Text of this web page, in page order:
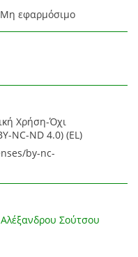
Μη εφαρμόσιμο
Χρήση-Όχι
NC-ND 4.0) (EL)
by-nc-
Σούτσου